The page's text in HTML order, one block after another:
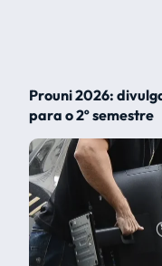
Prouni 2026:
para o 2º semestre